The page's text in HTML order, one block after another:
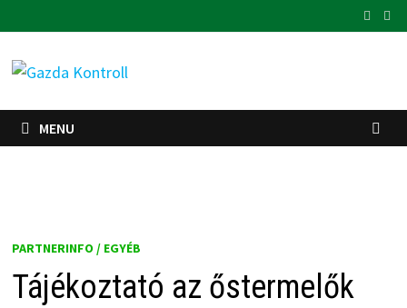
to
content
MENU
PARTNERINFO / EGYÉB
Tájékoztató az őstermelők